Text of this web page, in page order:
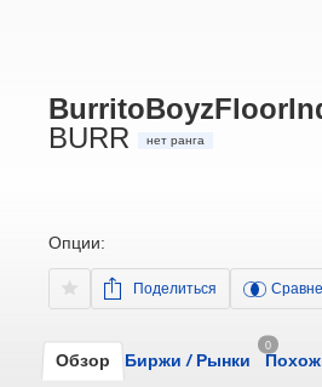
BURR
нет ранга
Опции:
Поделиться
Обзор Биржи /Рынки
0